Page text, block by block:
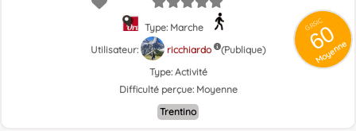
GRSIC
60
Moyenne
Type: Marche
Utilisateur:
ricchiardo
(Publique)
Type: Activité
Difficulté perçue: Moyenne
Trentino